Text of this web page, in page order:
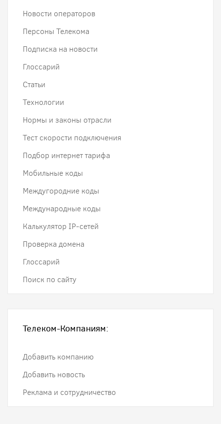
Новости операторов
Персоны Телекома
Подписка на новости
Глоссарий
Статьи
Технологии
Нормы и законы отрасли
Тест скорости подключения
Подбор интернет тарифа
Мобильные коды
Междугородние коды
Международные коды
Калькулятор IP-сетей
Проверка домена
Глоссарий
Поиск по сайту
Телеком-Компаниям:
Добавить компанию
Добавить новость
Реклама и сотрудничество